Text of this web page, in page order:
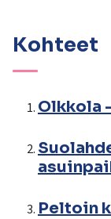
Kohteet
Olkkola
Peltoin